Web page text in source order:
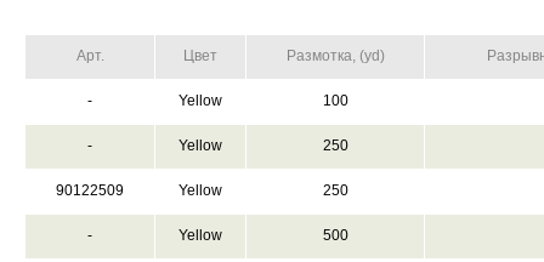
Арт. Цвет Размотка, (yd)
- Yellow 100
- Yellow 250
90122509 Yellow 250
- Yellow 500